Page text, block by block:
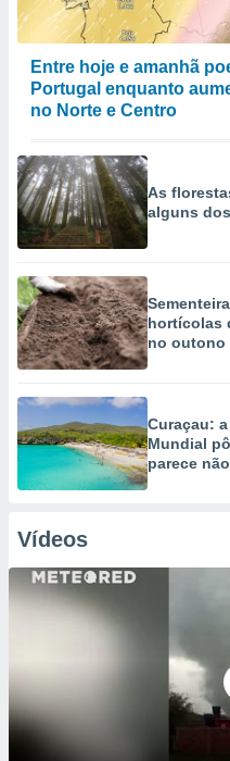
Entre hoje e amanhã
Portugal enquanto
no Norte e Centro
As
alguns
hortícolas
no outono
Curaçau:
Mundial
parece
Vídeos